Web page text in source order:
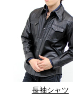
長袖シャツ